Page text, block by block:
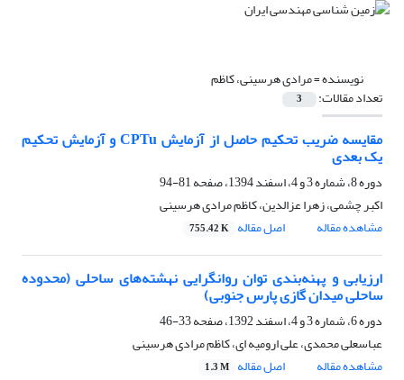
نویسنده =مرادی هرسینی، کاظم
تعداد مقالات: 3
مقایسه ضریب تحکیم حاصل از آزمایش CPTu و آزمایش تحکیم
یک بعدی
دوره 8، شماره 3 و 4، اسفند 1394، صفحه
81-94
اکبر چشمی، زهرا عزالدین، کاظم مرادی هرسینی
مشاهده مقاله
اصل مقاله 755.42 K
ارزیابی و پهنه‌بندی توان روانگرایی نهشته‌های ساحلی (محدوده
ساحلی میدان گازی پارس جنوبی)
دوره 6، شماره 3 و 4، اسفند 1392، صفحه
33-46
عباسعلی محمدی، علی ارومیه ای، کاظم مرادی هرسینی
مشاهده مقاله
اصل مقاله 1.3 M